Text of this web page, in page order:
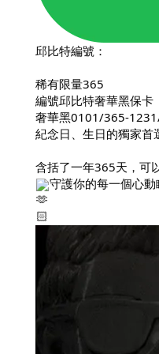
邱比特編號：
稀有限量365
編號邱比特奢華黑保卡
奢華黑0101/365-
紀念日、生日的獨家首
含括了一年365天，可
守護你的每一個心